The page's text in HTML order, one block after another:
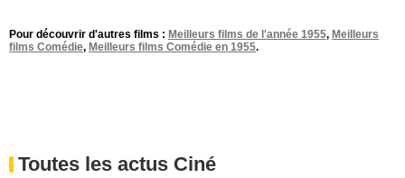
Pour découvrir d'autres films : Meilleurs films de l'année 1955, Meilleurs
films Comédie, Meilleurs films Comédie en 1955.
Toutes les actus Ciné